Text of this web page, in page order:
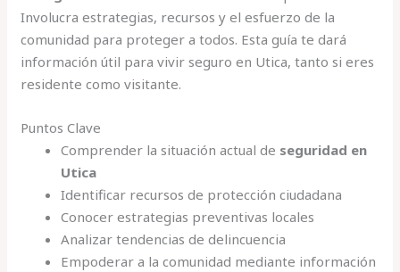
Involucra estrategias, recursos y el esfuerzo de la
comunidad para proteger a todos. Esta guía te dará
información útil para vivir seguro en Utica, tanto si eres
residente como visitante.
Puntos Clave
Comprender la situación actual de seguridad en
Utica
Identificar recursos de protección ciudadana
Conocer estrategias preventivas locales
Analizar tendencias de delincuencia
Empoderar a la comunidad mediante información